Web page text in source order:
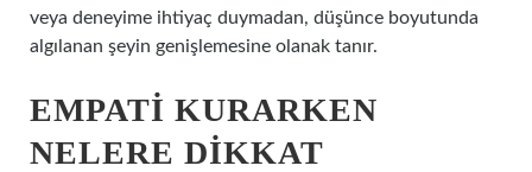
veya deneyime ihtiyaç duymadan, düşünce boyutunda
algılanan şeyin genişlemesine olanak tanır.
EMPATI KURARKEN
NELERE DIKKAT